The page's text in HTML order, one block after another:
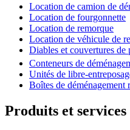
Location de camion de
Location de fourgonnette
Location de remorque
Location de véhicule de
Diables et couvertures de
Conteneurs de
Unités de libre-
Boîtes de déménagement
Produits et services